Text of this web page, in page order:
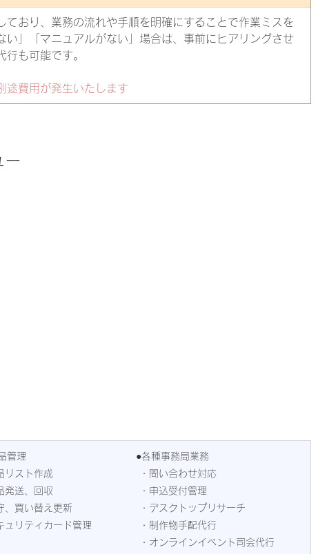
ており、業務の流れや手順を明確にすることで作業ミスを
い」「マニュアルがない」場合は、事前にヒアリングさせ
も可能です。
途費用が発生いたします
ー
管理
リスト作成
発送、回収
、買い替え更新
ュリティカード管理
●各種事務局業務
・問い合わせ対応
・申込受付管理
・デスクトップリサーチ
・制作物手配代行
・オンラインイベント司会代行